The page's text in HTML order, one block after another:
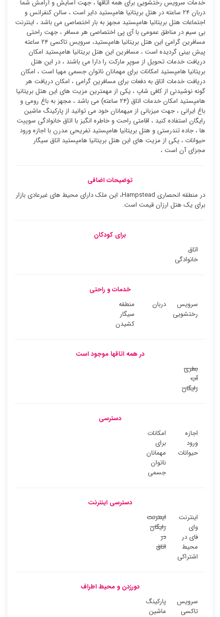
خدمات سرویس رختشویی برای همه اتاقها ، جهت آسایش و آرامش شما
دربان ۲۴ ساعته در هتل بریتانیا هامپستید دایر است ، سالن کنفرانس و
اجتماعات هتل بریتانیا هامپستید مجهز به بار اختصاصی می باشد ، اینترنت
بی سیم در مناطق عمومی با آی پی اختصاصی هر مسافر ، جهت راحتی
مسافرین گرامی این هتل بریتانیا هامپستید، سرویس تاکسی ۲۴ ساعته
پیش بینی گردیده است ، مسافرین این هتل بریتانیا هامپستید امکان
دریافت خدمات تحویل از سوپر مارکت را دارا می باشند ، در این هتل
بریتانیا هامپستید امکانات برای مهمانان ناتوان جسمی مهیا است ، امکان
دریافت خدمات اتاق به دفعات برای مسافرین گرامی ، امکان دریافت هر
گونه نوشیدنی از کافی شاپ ، یکی از مهمترین مزیت های این هتل بریتانیا
هامپستید امکان خدمات اتاق (۲۴ ساعته) می باشد ، مجهز به باغ رومی و
باغ ایرانی ، جهت میزبانی از میهمانان خود می توانید از پارکینگ ماشین
رایگان استفاده کنید ، اقامتی راحت و خاطره انگیز با اتاق خانوادگی سوییت
ها ، جاده تندرستی و هتل بریتانیا هامپستید تفریحی مدرن با اجازه ورود
حیوانات ، یکی از مزیت های این هتل بریتانیا هامپستید اتاق سیگار
مجزای آن است ،
توضیحات اضافی
در منطقه انحصاری Hampstead، این ملک دارای محیط های غیرعادی بازار
برای یک هتل ارزان قیمت است.
برای کودکان
اتاق
خانوادگی
خدمات و راحتی
سرویس
رختشویی
دربان
منطقه
سیگار
کشیدن
در همه اتاقها موجود است
بطری
آب
رایگان
دسترسی
اجازه
ورود
حیوانات
امکانات
برای
مهمانان
ناتوان
جسمی
دسترسی اینترنت
اینترنت
وای
فای در
محیط
اشتراکی
اینترنت
رایگان
در
اتاق
دورزدن و محیط اطراف
سرویس
تاکسی
پارکینگ
ماشین